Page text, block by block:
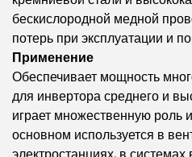
бескислородной медной
потерь при эксплуатации и
Применение
Обеспечивает мощность
для инвертора среднего и
играет множественную роль
основном используется в